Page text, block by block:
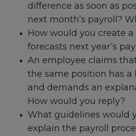
difference as soon as
next month’s payroll?
How would you create
forecasts next year’s
An employee claims
the same position has a
and demands an
How would you reply?
What guidelines would
explain the payroll